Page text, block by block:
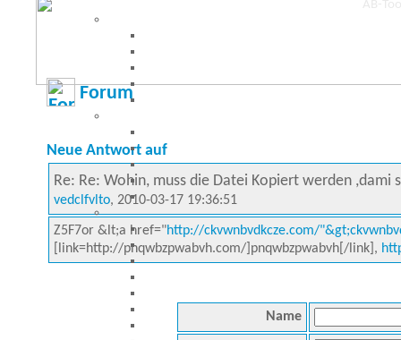
Forum
Neue Antwort auf
Re: Re: Wohin, muss die Datei Kopiert werden
vedclfvlto, 2010-03-17 19:36:51
Z5F7or &lt;a href="http://ckvwnbvdkcze.com/
[link=http://pnqwbzpwabvh.com/]pnqwbzpwabvh[/link],
Name